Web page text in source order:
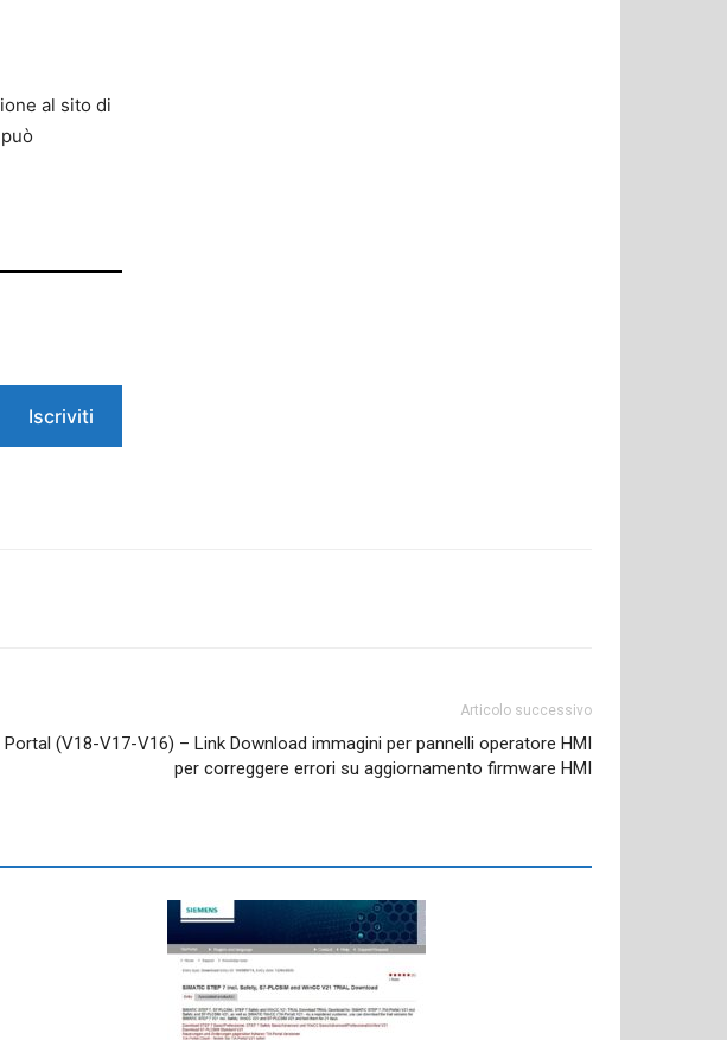
al sito di
Iscriviti
Articolo successivo
Portal (V18-V17-V16) – Link Download immagini per pannelli operatore HMI
per correggere errori su aggiornamento firmware HMI